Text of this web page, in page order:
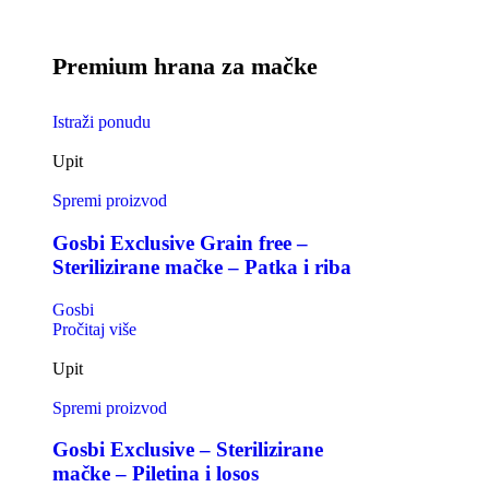
Premium hrana za mačke
Istraži ponudu
Upit
Spremi proizvod
Gosbi Exclusive Grain free –
Sterilizirane mačke – Patka i riba
Gosbi
Pročitaj više
Upit
Spremi proizvod
Gosbi Exclusive – Sterilizirane
mačke – Piletina i losos